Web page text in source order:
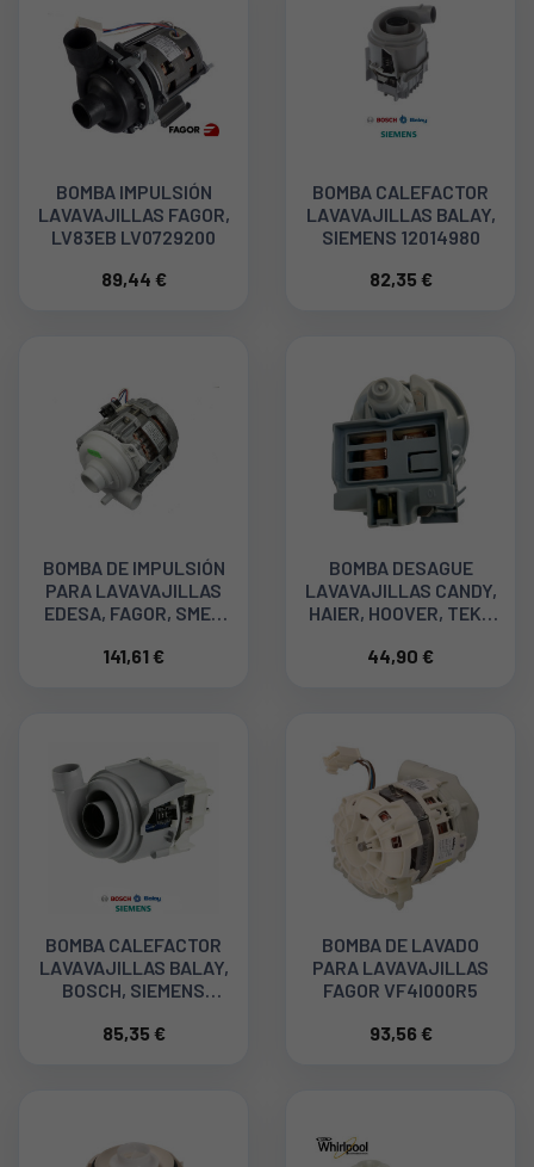
BOMBA IMPULSIÓN
LAVAVAJILLAS FAGOR,
LV83EB LV0729200
89,44 €
BOMBA CALEFACTOR
LAVAVAJILLAS BALAY,
SIEMENS 12014980
82,35 €
BOMBA DE IMPULSIÓN
PARA LAVAVAJILLAS
EDESA, FAGOR, SMEG
141,61 €
BOMBA DESAGUE
LAVAVAJILLAS CANDY,
HAIER, HOOVER, TEKA
44,90 €
BOMBA CALEFACTOR
LAVAVAJILLAS BALAY,
BOSCH, SIEMENS
85,35 €
BOMBA DE LAVADO
PARA LAVAVAJILLAS
FAGOR VF4I000R5
93,56 €